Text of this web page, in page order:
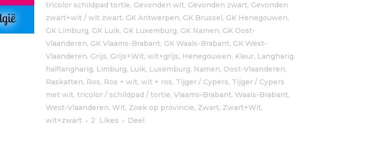
tricolor schildpad tortie, Gevonden wit, Gevonden zwart, Gevonden
zwart+wit / wit zwart, GK Antwerpen, GK Brussel, GK Henegouwen,
GK Limburg, GK Luik, GK Luxemburg, GK Namen, GK Oost-
Vlaanderen, GK Vlaams-Brabant, GK Waals-Brabant, GK West-
Vlaanderen, Grijs, Grijs+Wit, wit+grijs, Henegouwen, Kleur, Langharig,
halflangharig, Limburg, Luik, Luxemburg, Namen, Oost-Vlaanderen,
Raskatten, Ros, Ros + wit, wit + ros, Tijger / Cypers, Tijger / Cypers
met wit, tricolor / schildpad / tortie, Vlaams-Brabant, Waals-Brabant,
West-Vlaanderen, Wit, Zoek op provincie, Zwart, Zwart+Wit,
wit+zwart
2 Likes Deel